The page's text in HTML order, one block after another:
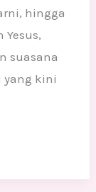
hingga
suasana
yang kini